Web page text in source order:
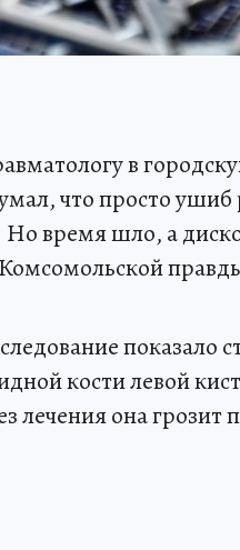
в
что просто ушиб
Но время шло, а
показало
кости левой
лечения она грозит